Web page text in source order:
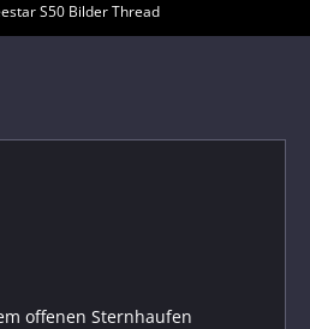
S50 Bilder Thread
offenen Sternhaufen